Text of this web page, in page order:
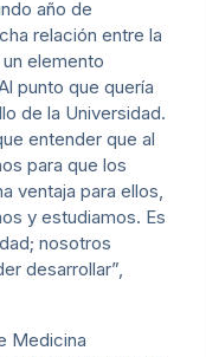
año de
relación entre la
elemento
punto que quería
de la Universidad.
entender que al
para que los
ventaja para ellos,
y estudiamos. Es
nosotros
desarrollar”,
Medicina